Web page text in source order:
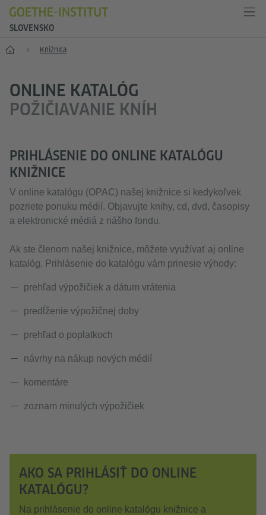
SLOVENSKO
Štart Knižnica
ONLINE KATALÓG
POŽIČIAVANIE KNÍH
PRIHLÁSENIE DO ONLINE KATALÓGU
KNIŽNICE
V online katalógu (OPAC) našej knižnice si kedykoľvek
pozriete ponuku médií. Objavujte knihy, cd, dvd, časopisy
a elektronické médiá z nášho fondu.
Ak ste členom našej knižnice, môžete využívať aj online
katalóg. Prihlásenie do katalógu vám prinesie výhody:
prehľad výpožičiek a dátum vrátenia
predĺženie výpožičnej doby
prehľad o poplatkoch
návrhy na nákup nových médií
komentáre
zoznam minulých výpožičiek
AKO SA PRIHLÁSIŤ DO ONLINE
KATALÓGU?
Na prihlásenie do online katalógu knižnice a